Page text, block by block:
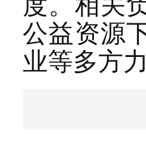
公益资源
业等多方